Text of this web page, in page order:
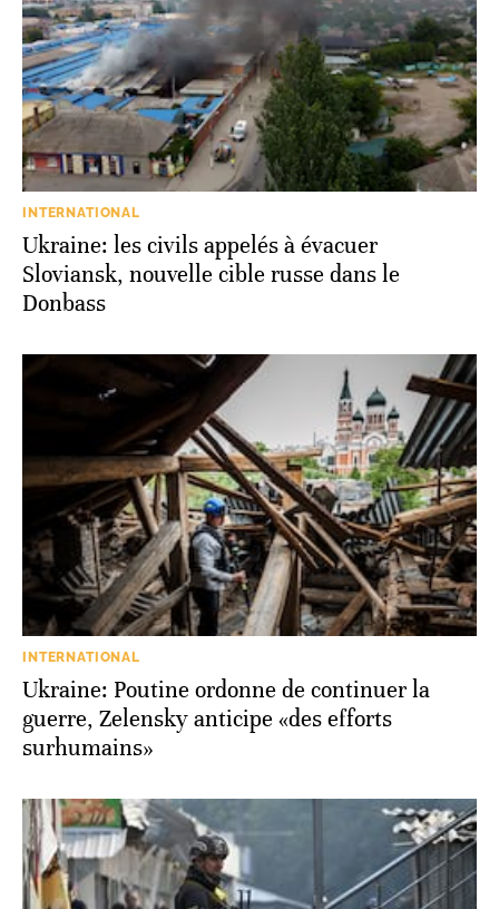
INTERNATIONAL
Ukraine: les civils appelés à évacuer
Sloviansk, nouvelle cible russe dans le
Donbass
INTERNATIONAL
Ukraine: Poutine ordonne de continuer la
guerre, Zelensky anticipe «des efforts
surhumains»